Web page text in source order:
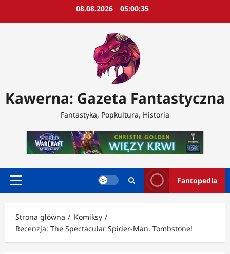
08.08.2026 05:00:37
Kawerna: Gazeta Fantastyczna
Fantastyka, Popkultura, Historia
Menu
Fantopedia
Strona główna
Komiksy
Recenzja: The Spectacular Spider-Man. Tombstone!